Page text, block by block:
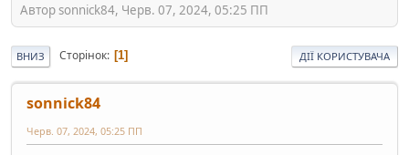
Автор sonnick84, Черв. 07, 2024, 05:25 ПП
ВНИЗ Сторінок 1 ДІЇ КОРИСТУВАЧА
sonnick84
Черв. 07, 2024, 05:25 ПП